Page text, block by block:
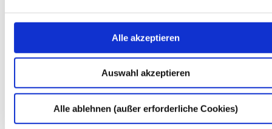
Alle akzeptieren
Auswahl akzeptieren
Alle ablehnen (außer erforderliche Cookies)